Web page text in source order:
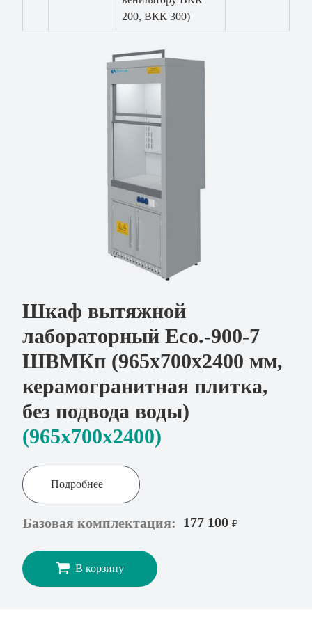
Шкаф вытяжной
лабораторный Eco.-900-7
ШВМКп (965х700х2400 мм,
керамогранитная плитка,
без подвода воды)
(965x700х2400)
Подробнее
Базовая комплектация: 177 100 ₽
В корзину
200, ВКК 300)